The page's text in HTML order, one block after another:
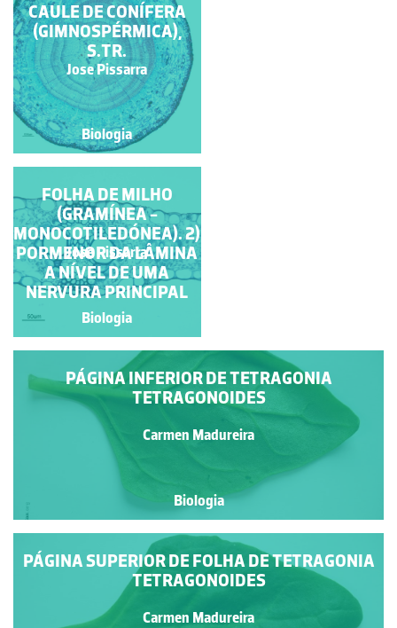
ESTÓMIO DE ANTERA
DEISCENTE
Jose Pissarra
Biologia
CAULE DE CONÍFERA
(GIMNOSPÉRMICA),
S.TR.
Jose Pissarra
Biologia
RAIZ DE CONÍFERA
(GIMNOSPÉRMICA),
S.TR.
Jose Pissarra
Biologia
PÁGINA INFERIOR DE TETRAGONIA
TETRAGONOIDES
Carmen Madureira
Biologia
PÁGINA SUPERIOR DE FOLHA DE TETRAGONIA
TETRAGONOIDES
Carmen Madureira
FOLHA DE MILHO
(GRAMÍNEA -
MONOCOTILEDÓNEA). 2)
PORMENOR DA LÂMINA
A NÍVEL DE UMA
NERVURA PRINCIPAL
Jose Pissarra
Biologia